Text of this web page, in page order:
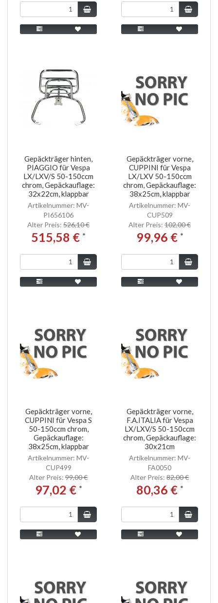
Gepäckträger hinten,
PIAGGIO für Vespa
LX/LXV/S 50-150ccm
chrom, Gepäckauflage:
32x22cm, klappbar
Artikelnummer: MV-
PI656106
Alter Preis: 526,10 €
515,58 € *
Gepäckträger vorne,
CUPPINI für Vespa
LX/LXV 50-150ccm
chrom, Gepäckauflage:
38x25cm, klappbar
Artikelnummer: MV-
CUP509
Alter Preis: 102,00 €
99,96 € *
Gepäckträger vorne,
CUPPINI für Vespa S
50-150ccm chrom,
Gepäckauflage:
38x25cm, klappbar
Artikelnummer: MV-
CUP499
Alter Preis: 99,00 €
97,02 € *
Gepäckträger vorne,
F.A.ITALIA für Vespa
LX/LXV/S 50-150ccm
chrom, Gepäckauflage:
30x21cm
Artikelnummer: MV-
FA0050
Alter Preis: 82,00 €
80,36 € *